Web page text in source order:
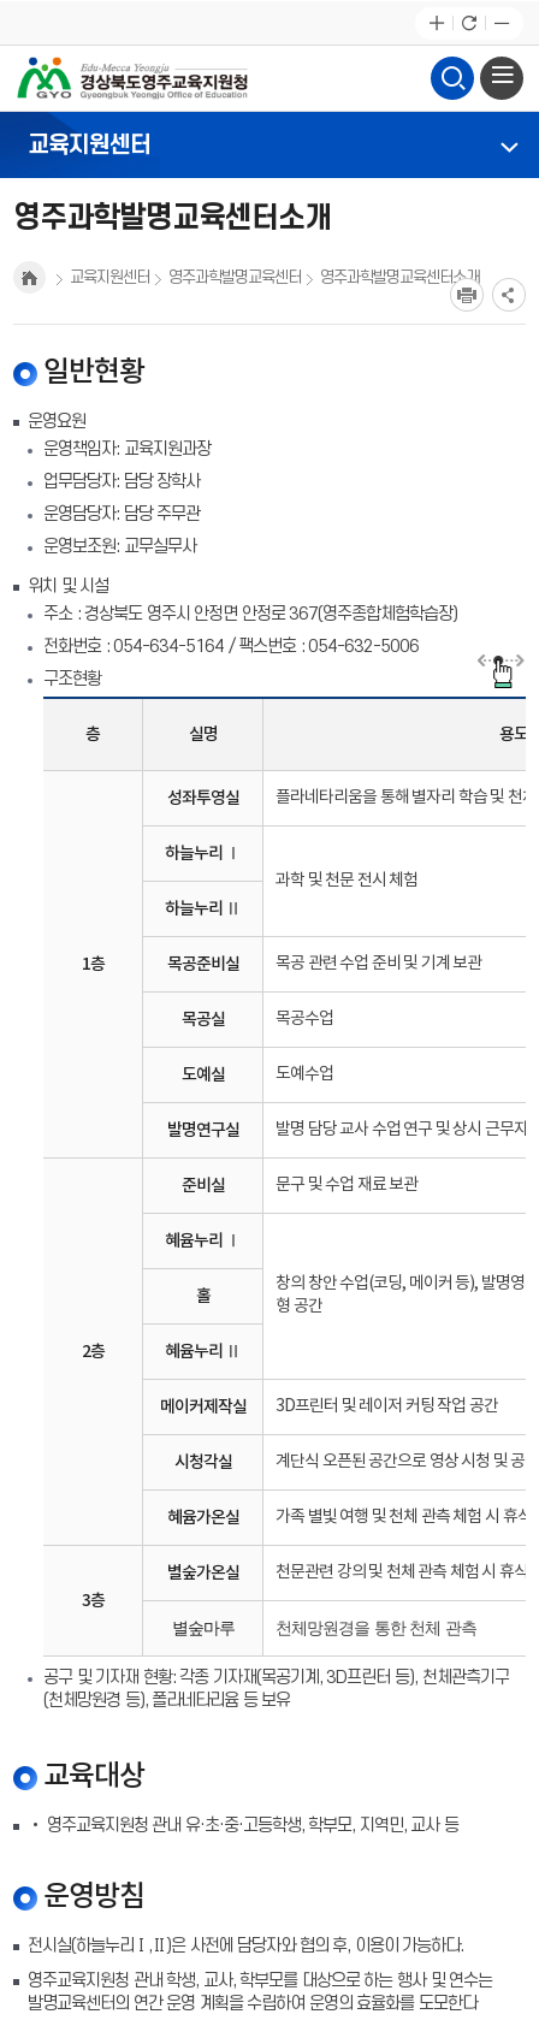
교육지원센터
교육지원센터 영주과학발명교육센터 영주과학발명교육센터소개
영주과학발명교육센터소개
일반현황
운영요원
운영책임자: 교육지원과장
업무담당자: 담당 장학사
운영담당자: 담당 주무관
운영보조원: 교무실무사
위치 및 시설
주소 : 경상북도 영주시 안정면 안정로 367(영주종합체험학습장)
전화번호 : 054-634-5164 / 팩스번호 : 054-632-5006
구조현황
층 실명 용도
1층
성좌투영실 플라네타리움을 통해 별자리 학습 및 천
하늘누리 Ⅰ
과학 및 천문 전시 체험
하늘누리 Ⅱ
목공준비실 목공 관련 수업 준비 및 기계 보관
목공실 목공수업
도예실 도예수업
발명연구실 발명 담당 교사 수업 연구 및 상시 근무자
2층
준비실 문구 및 수업 재료 보관
혜윰누리 Ⅰ
창의 창안 수업(코딩, 메이커 등), 발명영
형 공간
홀
혜윰누리 Ⅱ
메이커제작실 3D프린터 및 레이저 커팅 작업 공간
시청각실 계단식 오픈된 공간으로 영상 시청 및 공연
혜윰가온실 가족 별빛 여행 및 천체 관측 체험 시 휴식
3층
별숲가온실 천문관련 강의 및 천체 관측 체험 시 휴식
별숲마루 천체망원경을 통한 천체 관측
공구 및 기자재 현황: 각종 기자재(목공기계, 3D프린터 등), 천체관측기구
(천체망원경 등), 폴라네타리윰 등 보유
교육대상
• 영주교육지원청 관내 유·초·중·고등학생, 학부모, 지역민, 교사 등
운영방침
전시실(하늘누리Ⅰ,Ⅱ)은 사전에 담당자와 협의 후, 이용이 가능하다.
영주교육지원청 관내 학생, 교사, 학부모를 대상으로 하는 행사 및 연수는
발명교육센터의 연간 운영 계획을 수립하여 운영의 효율화를 도모한다